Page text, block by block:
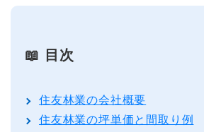
📖 目次
住友林業の会社概要
住友林業の坪単価と間取り例